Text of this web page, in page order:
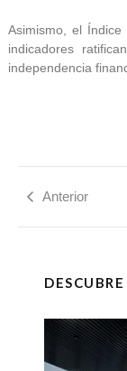
Asimismo, el
indicadores
independencia
Anterior